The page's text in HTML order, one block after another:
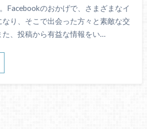
Facebookのおかげで、さまざまなイ
り、そこで出会った方々と素敵な交
、投稿から有益な情報をい…